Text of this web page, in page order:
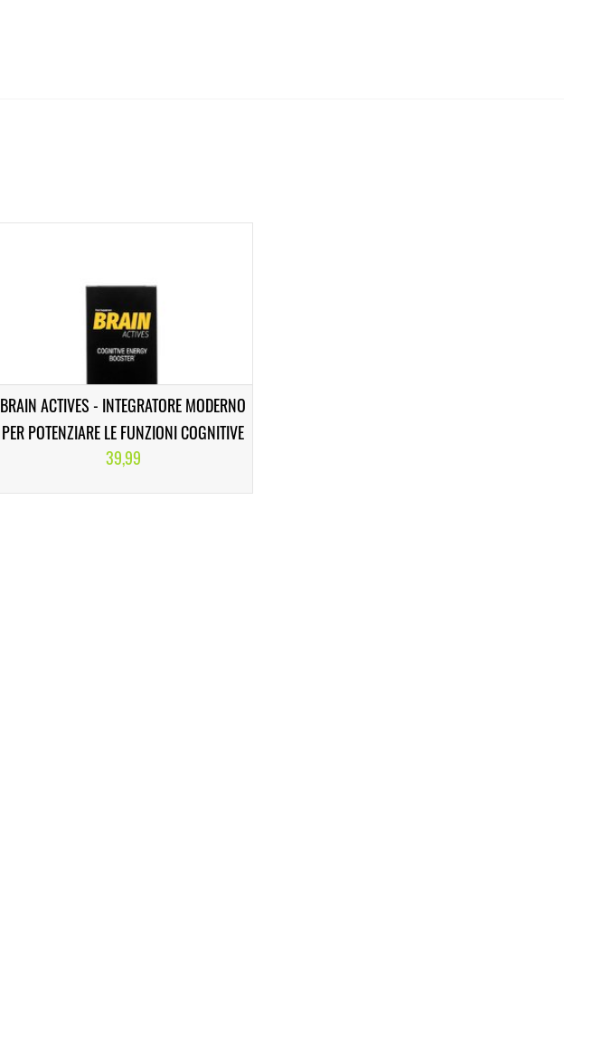
BRAIN ACTIVES - INTEGRATORE MODERNO
PER POTENZIARE LE FUNZIONI COGNITIVE
39,99